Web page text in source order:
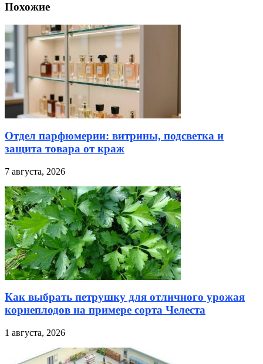
Похожие
Отдел парфюмерии: витрины, подсветка и
защита товара от краж
7 августа, 2026
Как выбрать петрушку для отличного урожая
корнеплодов на примере сорта Челеста
1 августа, 2026